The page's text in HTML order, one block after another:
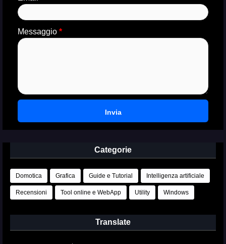
Messaggio *
Categorie
Domotica Grafica Guide e Tutorial Intelligenza artificiale
Recensioni Tool online e WebApp Utility Windows
Translate